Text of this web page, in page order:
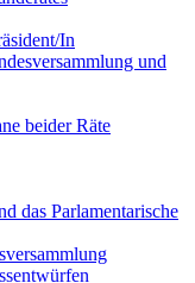
In
und
beider Räte
das Parlamentarische